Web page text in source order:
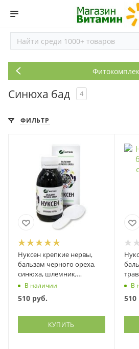
Синюха бад 4
ФИЛЬТР
Нуксен крепкие нервы,
бальзам черного ореха,
синюха, шлемник,
панцерия и др., Фитэко,
В наличии
510 руб.
КУПИТЬ
В
510